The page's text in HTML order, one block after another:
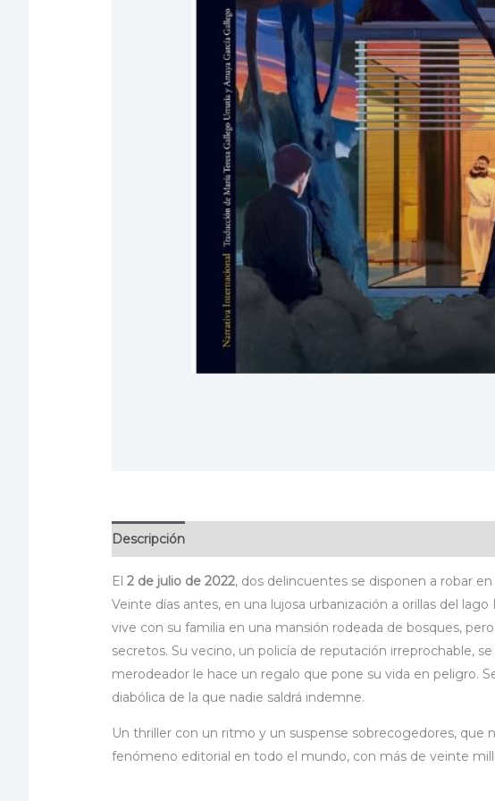
Descripción
El2 de julio de 2022, dos delincuentes se disponen a robar
Veinte días antes, en una lujosa urbanización a orillas del
vive con su familia en una mansión rodeada de bosques,
secretos. Su vecino, un policía de reputación irreprochable,
merodeador le hace un regalo que pone su vida en peligro.
diabólica de la que nadie saldrá indemne.
Un thriller con un ritmo y un suspense sobrecogedores, que
fenómeno editorial en todo el mundo, con más de veinte